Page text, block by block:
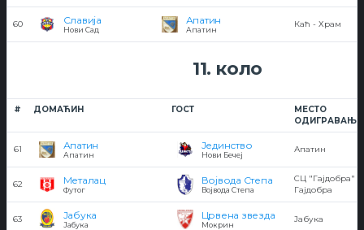
60 Славија
Нови Сад
Апатин
Апатин
Каћ - Храм
11. коло
# ДОМАЋИН ГОСТ
МЕСТО
ОДИГРАВАЊА
61 Апатин
Апатин
Јединство
Нови Бечеј
Апатин
62 Металац
Футог
Војвода Степа
Војвода Степа
СЦ "Гајдобра" -
Гајдобра
63 Јабука
Јабука
Црвена звезда
Мокрин
Јабука